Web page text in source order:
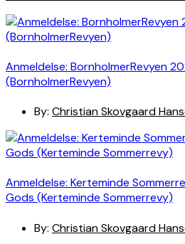
Anmeldelse: BornholmerRevyen
(BornholmerRevyen)
By: Christian Skovgaard
Anmeldelse: Kerteminde
Gods (Kerteminde Sommerrevy)
By: Christian Skovgaard